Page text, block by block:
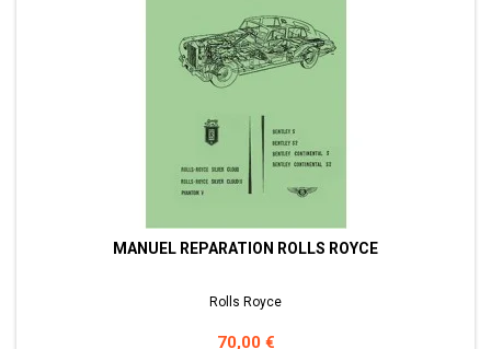
MANUEL REPARATION ROLLS ROYCE
Rolls Royce
Prix
70,00 €